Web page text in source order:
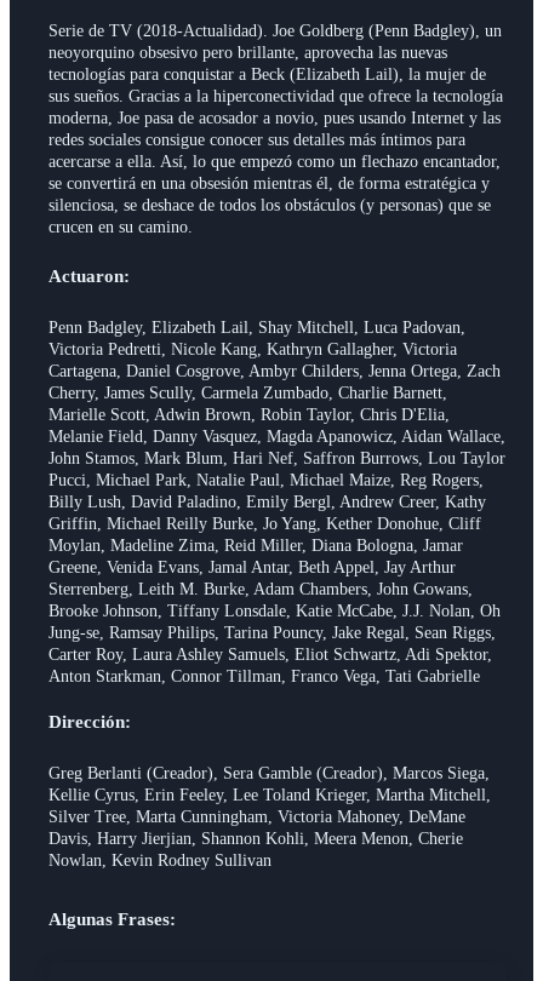
Serie de TV (2018-Actualidad). Joe Goldberg (Penn Badgley), un
neoyorquino obsesivo pero brillante, aprovecha las nuevas
tecnologías para conquistar a Beck (Elizabeth Lail), la mujer de
sus sueños. Gracias a la hiperconectividad que ofrece la tecnología
moderna, Joe pasa de acosador a novio, pues usando Internet y las
redes sociales consigue conocer sus detalles más íntimos para
acercarse a ella. Así, lo que empezó como un flechazo encantador,
se convertirá en una obsesión mientras él, de forma estratégica y
silenciosa, se deshace de todos los obstáculos (y personas) que se
crucen en su camino.
Actuaron:
Penn Badgley, Elizabeth Lail, Shay Mitchell, Luca Padovan,
Victoria Pedretti, Nicole Kang, Kathryn Gallagher, Victoria
Cartagena, Daniel Cosgrove, Ambyr Childers, Jenna Ortega, Zach
Cherry, James Scully, Carmela Zumbado, Charlie Barnett,
Marielle Scott, Adwin Brown, Robin Taylor, Chris D'Elia,
Melanie Field, Danny Vasquez, Magda Apanowicz, Aidan Wallace,
John Stamos, Mark Blum, Hari Nef, Saffron Burrows, Lou Taylor
Pucci, Michael Park, Natalie Paul, Michael Maize, Reg Rogers,
Billy Lush, David Paladino, Emily Bergl, Andrew Creer, Kathy
Griffin, Michael Reilly Burke, Jo Yang, Kether Donohue, Cliff
Moylan, Madeline Zima, Reid Miller, Diana Bologna, Jamar
Greene, Venida Evans, Jamal Antar, Beth Appel, Jay Arthur
Sterrenberg, Leith M. Burke, Adam Chambers, John Gowans,
Brooke Johnson, Tiffany Lonsdale, Katie McCabe, J.J. Nolan, Oh
Jung-se, Ramsay Philips, Tarina Pouncy, Jake Regal, Sean Riggs,
Carter Roy, Laura Ashley Samuels, Eliot Schwartz, Adi Spektor,
Anton Starkman, Connor Tillman, Franco Vega, Tati Gabrielle
Dirección:
Greg Berlanti (Creador), Sera Gamble (Creador), Marcos Siega,
Kellie Cyrus, Erin Feeley, Lee Toland Krieger, Martha Mitchell,
Silver Tree, Marta Cunningham, Victoria Mahoney, DeMane
Davis, Harry Jierjian, Shannon Kohli, Meera Menon, Cherie
Nowlan, Kevin Rodney Sullivan
Algunas Frases: